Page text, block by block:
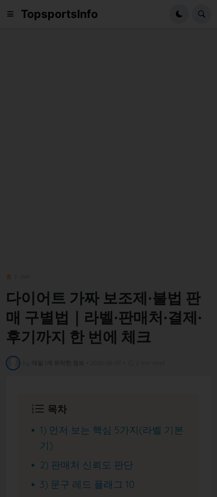
TopsportsInfo
홈
다이어트 가짜 보조제·불법 판
매 구별법｜라벨·판매처·결제·
후기까지 한 번에 체크
목차
1) 먼저 보는 핵심 5가지(라벨 기본
기)
2) 판매처 신뢰도 판단
3) 문구 레드 플래그 10